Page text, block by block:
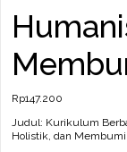
Rp147.200
Judul: Kurikulum
Holistik, dan Membumi